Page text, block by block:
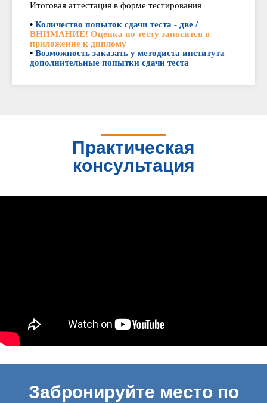
Итоговая аттестация в форме тестирования
• Количество попыток сдачи теста - две /
ВНИМАНИЕ! Оценка по тесту заносится в
приложение к диплому
• Возможность заказать у методиста института
дополнительные попытки сдачи теста
Практическая
консультация
Забронируйте место по